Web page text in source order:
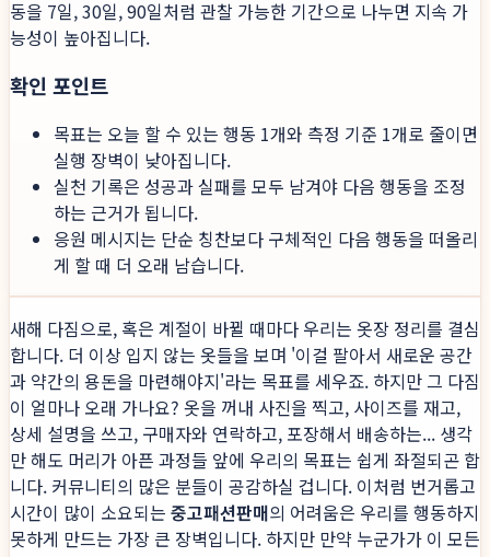
동을 7일, 30일, 90일처럼 관찰 가능한 기간으로 나누면 지속 가
능성이 높아집니다.
확인 포인트
목표는 오늘 할 수 있는 행동 1개와 측정 기준 1개로 줄이면
실행 장벽이 낮아집니다.
실천 기록은 성공과 실패를 모두 남겨야 다음 행동을 조정
하는 근거가 됩니다.
응원 메시지는 단순 칭찬보다 구체적인 다음 행동을 떠올리
게 할 때 더 오래 남습니다.
새해 다짐으로, 혹은 계절이 바뀔 때마다 우리는 옷장 정리를 결심
합니다. 더 이상 입지 않는 옷들을 보며 '이걸 팔아서 새로운 공간
과 약간의 용돈을 마련해야지'라는 목표를 세우죠. 하지만 그 다짐
이 얼마나 오래 가나요? 옷을 꺼내 사진을 찍고, 사이즈를 재고,
상세 설명을 쓰고, 구매자와 연락하고, 포장해서 배송하는... 생각
만 해도 머리가 아픈 과정들 앞에 우리의 목표는 쉽게 좌절되곤 합
니다. 커뮤니티의 많은 분들이 공감하실 겁니다. 이처럼 번거롭고
시간이 많이 소요되는 중고패션판매의 어려움은 우리를 행동하지
못하게 만드는 가장 큰 장벽입니다. 하지만 만약 누군가가 이 모든